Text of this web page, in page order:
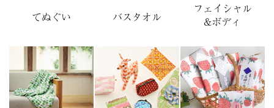
てぬぐい バスタオル
フェイシャル
&ボディ